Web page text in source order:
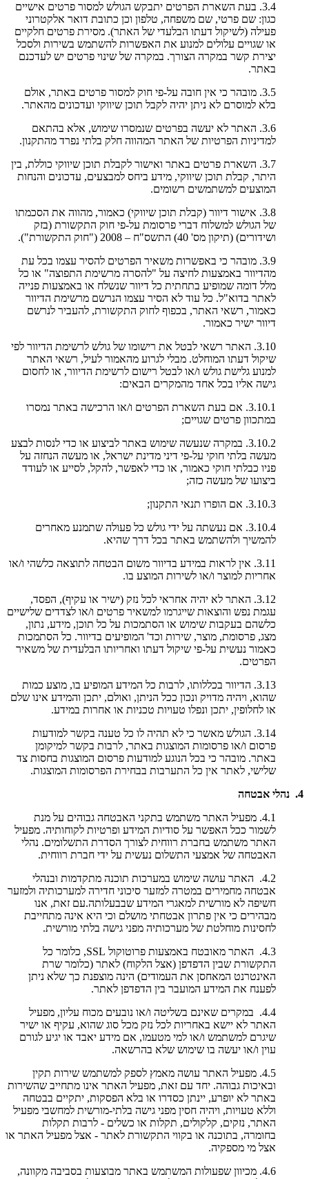
3.4. בעת השארת הפרטים יתבקש הגולש למסור פרטים אישיים
כגון: שם פרטי, שם משפחה, טלפון וכן כתובת דואר אלקטרוני
פעילה (לשיקול דעתו הבלעדי של האתר). מסירת פרטים חלקיים
או שגויים עלולים למנוע את האפשרות להשתמש בשירות ולסכל
יצירת קשר במקרה הצורך. במקרה של שינוי פרטים יש לעדכנם
באתר.
3.5. מובהר כי אין חובה על-פי חוק למסור פרטים באתר, אולם
בלא למוסרם לא ניתן יהיה לקבל תוכן שיווקי ועדכונים מהאתר.
3.6. האתר לא יעשה בפרטים שנמסרו שימוש, אלא בהתאם
למדיניות הפרטיות של האתר המהווה חלק בלתי נפרד מהתקנון.
3.7. השארת פרטים באתר ואישור לקבלת תוכן שיווקי כוללת, בין
היתר, קבלת תוכן שיווקי, מידע ביחס למבצעים, עדכונים והנחות
המוצעים למשתמשים רשומים.
3.8. אישור דיוור (קבלת תוכן שיווקי) כאמור, מהווה את הסכמתו
של הגולש למשלוח דברי פרסומת על-פי חוק התקשורת (בזק
ושידורים) (תיקון מס' 40) התשס"ח – 2008 ("חוק התקשורת").
3.9. מובהר כי באפשרות משאיר הפרטים להסיר עצמו בכל עת
מהדיוור באמצעות לחיצה על "להסרה מרשימת התפוצה" או כל
מלל דומה שמופיע בתחתית כל דיוור שנשלח או באמצעות פנייה
לאתר בדוא"ל. כל עוד לא הסיר עצמו הנרשם מרשימת הדיוור
כאמור, רשאי האתר, בכפוף לחוק התקשורת, להעביר לנרשם
דיוור ישיר כאמור.
3.10. האתר רשאי לבטל את רישומו של גולש לרשימת הדיוור לפי
שיקול דעתו המוחלט. מבלי לגרוע מהאמור לעיל, רשאי האתר
למנוע גלישת גולש ו/או לבטל רישום לרשימת הדיוור, או לחסום
גישה אליו בכל אחד מהמקרים הבאים:
3.10.1. אם בעת השארת הפרטים ו/או הרכישה באתר נמסרו
במתכוון פרטים שגויים;
3.10.2. במקרה שנעשה שימוש באתר לביצוע או כדי לנסות לבצע
מעשה בלתי חוקי על-פי דיני מדינת ישראל, או מעשה הנחזה על
פניו כבלתי חוקי כאמור, או כדי לאפשר, להקל, לסייע או לעודד
ביצועו של מעשה כזה;
3.10.3. אם הופרו תנאי התקנון;
3.10.4. אם נעשתה על ידי גולש כל פעולה שתמנע מאחרים
להמשיך ולהשתמש באתר בכל דרך שהיא.
3.11. אין לראות במידע בדיוור משום הבטחה לתוצאה כלשהי ו/או
אחריות למוצר ו/או לשירות המוצע בו.
3.12. האתר לא יהיה אחראי לכל נזק (ישיר או עקיף), הפסד,
עגמת נפש והוצאות שייגרמו למשאיר פרטים ו/או לצדדים שלישיים
כלשהם בעקבות שימוש או הסתמכות על כל תוכן, מידע, נתון,
מצג, פרסומת, מוצר, שירות וכד' המופיעים בדיוור. כל הסתמכות
כאמור נעשית על-פי שיקול דעתו ואחריותו הבלעדית של משאיר
הפרטים.
3.13. הדיוור בכללותו, לרבות כל המידע המופיע בו, מוצע כמות
שהוא, ויהיה מדויק ונכון ככל הניתן, ואולם, יתכן והמידע אינו שלם
או לחלופין, יתכן ונפלו טעויות טכניות או אחרות במידע.
3.14. הגולש מאשר כי לא תהיה לו כל טענה בקשר למודעות
פרסום ו/או פרסומות המוצגות באתר, לרבות בקשר למיקומן
באתר. מובהר כי בכל הנוגע למודעות פרסום המוצגות בחסות צד
שלישי, לאתר אין כל התערבות בבחירת הפרסומות המוצגות.
4. נהלי אבטחה
4.1. מפעיל האתר משתמש בתקני האבטחה גבוהים על מנת
לשמור ככל האפשר על סודיות המידע ופרטיות לקוחותיה. מפעיל
האתר משתמש בחברת רווחית לצורך הסדרת התשלומים. נהלי
האבטחה של אמצעי התשלום נעשית על ידי חברת רווחית.
4.2. האתר עושה שימוש במערכות תוכנה מתקדמות ובנהלי
אבטחה מחמירים במטרה למזער סיכוני חדירה למערכותיה ולמזער
חשיפה לא מורשית למאגרי המידע שבבעלותה.עם זאת, אנו
מבהירים כי אין פתרון אבטחתי מושלם וכי היא אינה מתחייבת
לחסינות מוחלטת של מערכותיה מפני גישה בלתי מורשית.
4.3. האתר מאובטח באמצעות פרוטוקול SSL, כלומר כל
התקשורת שבין הדפדפן (אצל הלקוח) לאתר (כלומר שרת
האינטרנט המאחסן את העמודים) הינה מוצפנת כך שלא ניתן
לפענח את המידע המועבר בין הדפדפן לאתר.
4.4. במקרים שאינם בשליטה ו/או נובעים מכוח עליון, מפעיל
האתר לא יישא באחריות לכל נזק מכל סוג שהוא, עקיף או ישיר
שיגרם למשתמש ו/או למי מטעמו, אם מידע יאבד או יגיע לגורם
עוין ו/או יעשה בו שימוש שלא בהרשאה.
4.5. מפעיל האתר עושה מאמץ לספק למשתמש שירות תקין
ובאיכות גבוהה. יחד עם זאת, מפעיל האתר אינו מתחייב שהשירות
באתר לא יופרע, יינתן כסדרו או בלא הפסקות, יתקיים בבטחה
וללא טעויות, ויהיה חסין מפני גישה בלתי-מורשית למחשבי מפעיל
האתר, נזקים, קלקולים, תקלות או כשלים - לרבות תקלות
בחומרה, בתוכנה או בקווי התקשורת לאתר - אצל מפעיל האתר או
אצל מי מספקיה.
4.6. מכיוון שפעולות המשתמש באתר מבוצעות בסביבה מקוונה,